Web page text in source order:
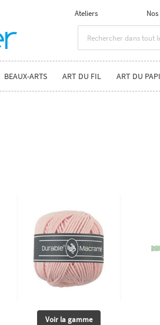
Ateliers
BEAUX-ARTS ART DU FIL ART DU
Voir la gamme